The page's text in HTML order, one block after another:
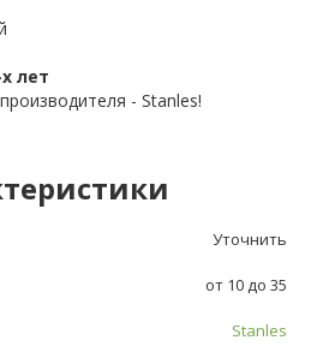
лет
- Stanles!
Уточнить
от 10 до 35
Stanles